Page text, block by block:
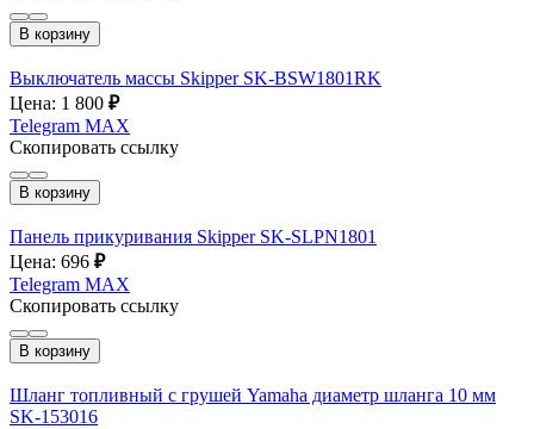
В корзину
Выключатель массы Skipper SK-BSW1801RK
Цена: 1 800 ₽
Telegram MAX
Скопировать ссылку
В корзину
Панель прикуривания Skipper SK-SLPN1801
Цена: 696 ₽
Telegram MAX
Скопировать ссылку
В корзину
Шланг топливный с грушей Yamaha диаметр шланга 10 мм
SK-153016